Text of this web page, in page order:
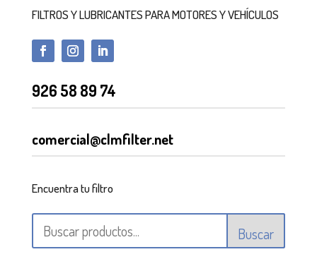
FILTROS Y LUBRICANTES PARA MOTORES Y VEHÍCULOS
926 58 89 74
comercial@clmfilter.net
Encuentra tu filtro
Buscar